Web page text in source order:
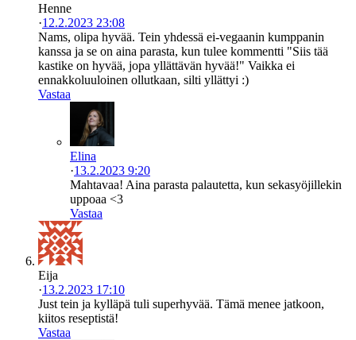
Henne
·12.2.2023 23:08
Nams, olipa hyvää. Tein yhdessä ei-vegaanin kumppanin
kanssa ja se on aina parasta, kun tulee kommentti "Siis tää
kastike on hyvää, jopa yllättävän hyvää!" Vaikka ei
ennakkoluuloinen ollutkaan, silti yllättyi :)
Vastaa
Elina
·13.2.2023 9:20
Mahtavaa! Aina parasta palautetta, kun sekasyöjillekin
uppoaa <3
Vastaa
Eija
·13.2.2023 17:10
Just tein ja kylläpä tuli superhyvää. Tämä menee jatkoon,
kiitos reseptistä!
Vastaa